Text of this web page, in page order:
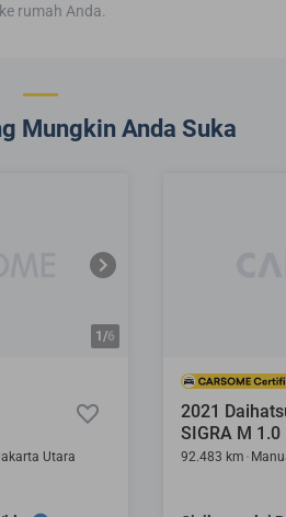
rumah Anda.
Mungkin Anda Suka
1/6
Utara
2021
SIGRA M 1.0
92.483 km